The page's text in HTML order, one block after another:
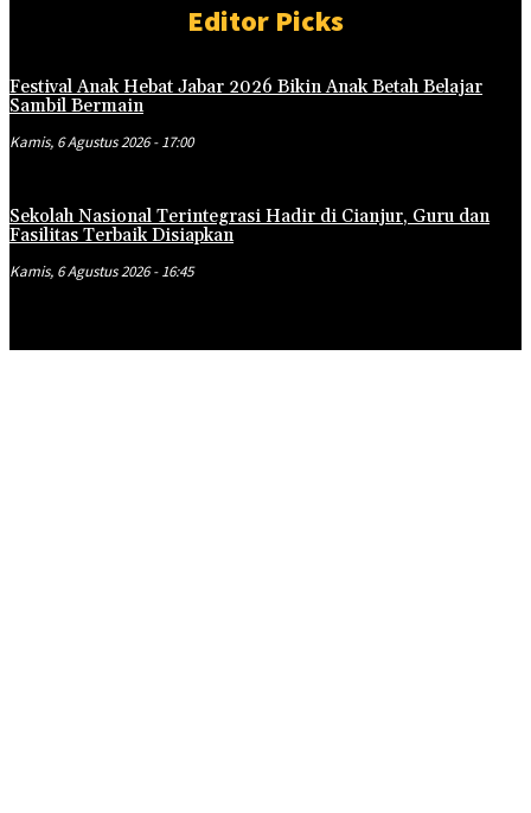
Editor Picks
Festival Anak Hebat Jabar 2026 Bikin Anak Betah Belajar
Sambil Bermain
Kamis, 6 Agustus 2026 - 17:00
Sekolah Nasional Terintegrasi Hadir di Cianjur, Guru dan
Fasilitas Terbaik Disiapkan
Kamis, 6 Agustus 2026 - 16:45